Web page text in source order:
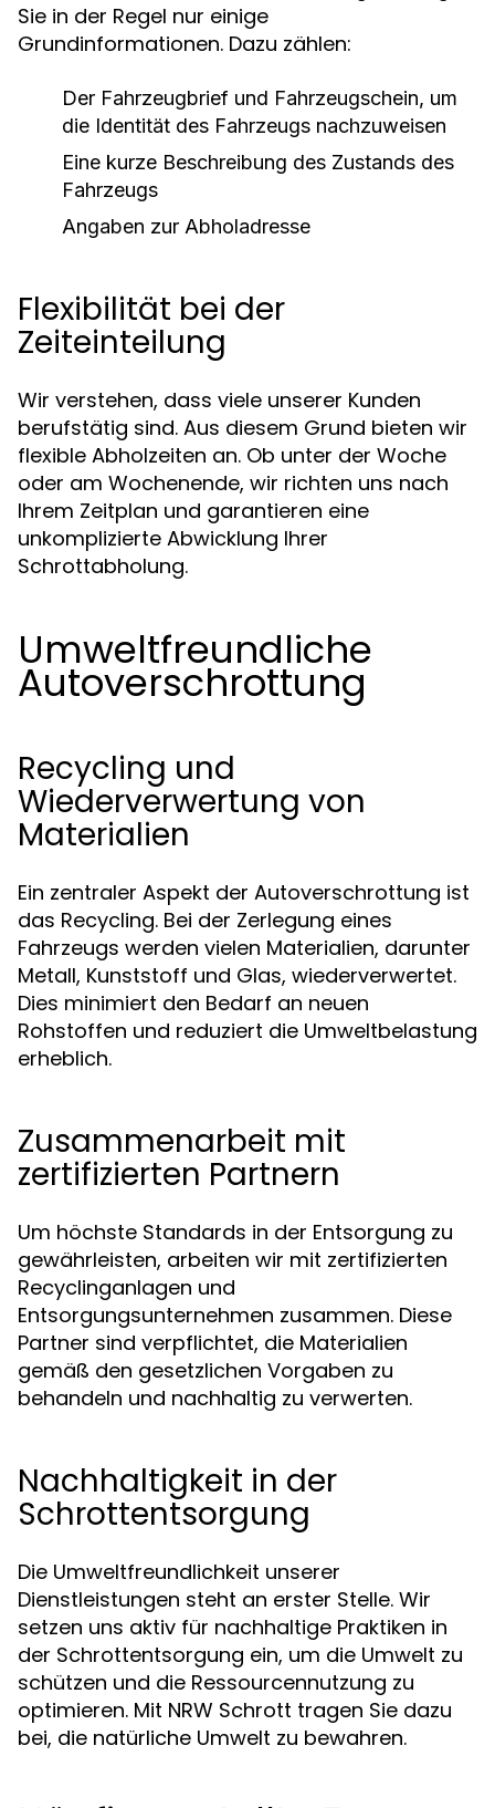
Sie in der Regel nur einige
Grundinformationen. Dazu zählen:
Der Fahrzeugbrief und Fahrzeugschein, um
die Identität des Fahrzeugs nachzuweisen
Eine kurze Beschreibung des Zustands des
Fahrzeugs
Angaben zur Abholadresse
Flexibilität bei der
Zeiteinteilung
Wir verstehen, dass viele unserer Kunden
berufstätig sind. Aus diesem Grund bieten wir
flexible Abholzeiten an. Ob unter der Woche
oder am Wochenende, wir richten uns nach
Ihrem Zeitplan und garantieren eine
unkomplizierte Abwicklung Ihrer
Schrottabholung.
Umweltfreundliche
Autoverschrottung
Recycling und
Wiederverwertung von
Materialien
Ein zentraler Aspekt der Autoverschrottung ist
das Recycling. Bei der Zerlegung eines
Fahrzeugs werden vielen Materialien, darunter
Metall, Kunststoff und Glas, wiederverwertet.
Dies minimiert den Bedarf an neuen
Rohstoffen und reduziert die Umweltbelastung
erheblich.
Zusammenarbeit mit
zertifizierten Partnern
Um höchste Standards in der Entsorgung zu
gewährleisten, arbeiten wir mit zertifizierten
Recyclinganlagen und
Entsorgungsunternehmen zusammen. Diese
Partner sind verpflichtet, die Materialien
gemäß den gesetzlichen Vorgaben zu
behandeln und nachhaltig zu verwerten.
Nachhaltigkeit in der
Schrottentsorgung
Die Umweltfreundlichkeit unserer
Dienstleistungen steht an erster Stelle. Wir
setzen uns aktiv für nachhaltige Praktiken in
der Schrottentsorgung ein, um die Umwelt zu
schützen und die Ressourcennutzung zu
optimieren. Mit NRW Schrott tragen Sie dazu
bei, die natürliche Umwelt zu bewahren.